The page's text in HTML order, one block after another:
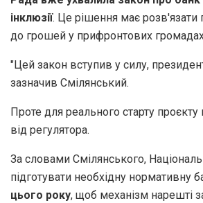
інклюзії. Це рішення має розв'язати
до грошей у прифронтових
"Цей закон вступив у силу,
зазначив Смілянський.
Проте для реального старту проєкту
від регулятора.
За словами Смілянського,
підготувати необхідну нормативну
цього року, щоб механізм нарешті